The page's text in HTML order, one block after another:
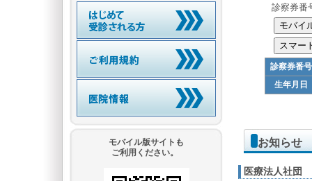
診察券番
診察券番号
生年月日
お知らせ
医療法人社団
モバイル版サイトも
ご利用ください。